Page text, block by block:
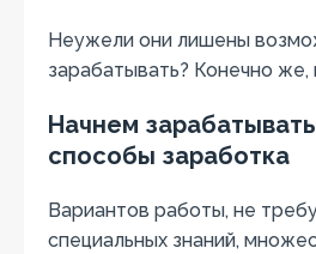
Неужели они лишены
зарабатывать? Конечно же,
Начнем
способы заработка
Вариантов работы, не
специальных знаний,